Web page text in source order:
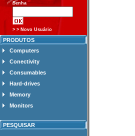
Senha
> > Novo Usuário
PRODUTOS
Computers
Conectivity
Consumables
Hard-drives
Memory
Monitors
PESQUISAR